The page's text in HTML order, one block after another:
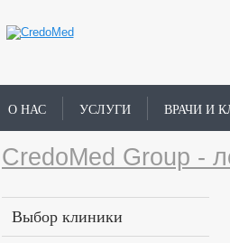
О НАС УСЛУГИ ВРАЧИ И
CredoMed Group -
Выбор клиники